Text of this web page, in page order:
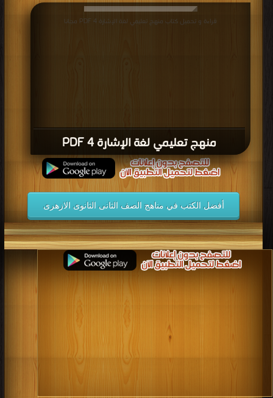
منهج تعليمي لغة الإشارة 4 PDF
قراءة و تحميل كتاب منهج تعليمي لغة الإشارة 4 PDF مجانا
أفضل الكتب في مناهج الصف الثانى الثانوى الازهرى